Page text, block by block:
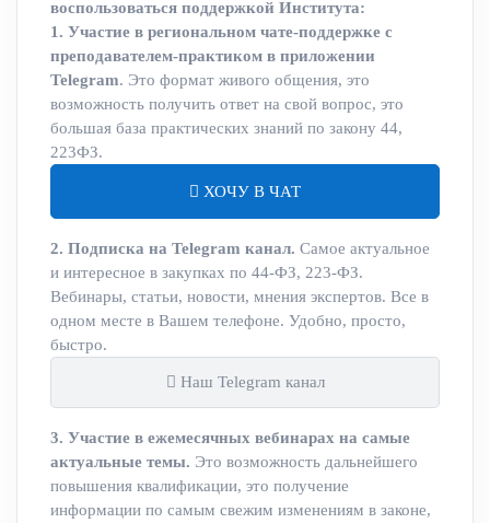
воспользоваться поддержкой Института:
1. Участие в региональном чате-поддержке с
преподавателем-практиком в приложении
Telegram. Это формат живого общения, это
возможность получить ответ на свой вопрос, это
большая база практических знаний по закону 44,
223ФЗ.
ХОЧУ В ЧАТ
2. Подписка на Telegram канал. Самое актуальное
и интересное в закупках по 44-ФЗ, 223-ФЗ.
Вебинары, статьи, новости, мнения экспертов. Все в
одном месте в Вашем телефоне. Удобно, просто,
быстро.
Наш Telegram канал
3. Участие в ежемесячных вебинарах на самые
актуальные темы. Это возможность дальнейшего
повышения квалификации, это получение
информации по самым свежим изменениям в законе,